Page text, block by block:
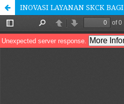
INOVASI LAYANAN SKCK